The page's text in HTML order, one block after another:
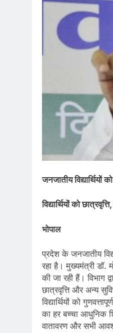
जनजातीय विद्यार्थियों
विद्यार्थियों को
भोपाल
प्रदेश के जनजातीय
रहा है। मुख्‍यमंत्री
की जा रही हैं। विभाग
छात्रवृत्ति और अन्य
विद्यार्थियों को
का हर बच्चा आधुनिक
वातावरण और सभी